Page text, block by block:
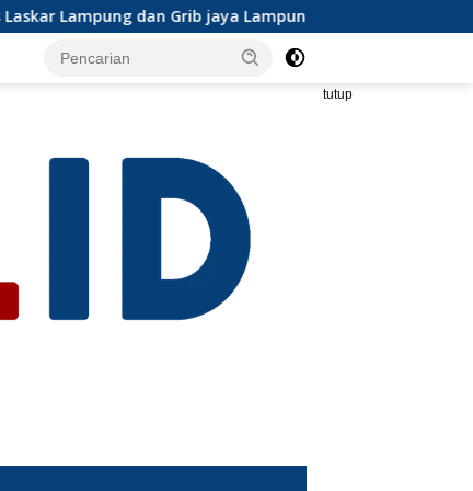
Lampung selatan mengapresiasi dan ikut serta
tutup